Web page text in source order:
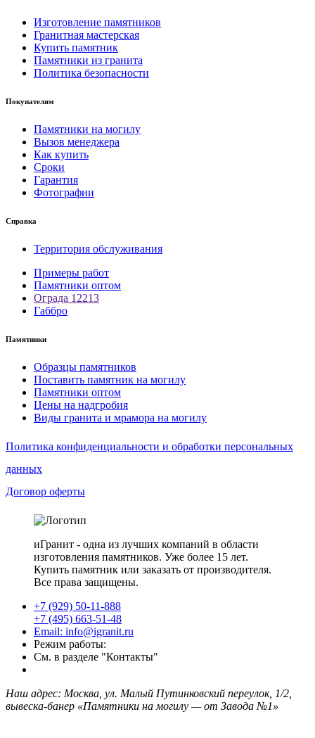
Изготовление памятников
Гранитная мастерская
Купить памятник
Памятники из гранита
Политика безопасности
Покупателям
Памятники на могилу
Вызов менеджера
Как купить
Сроки
Гарантия
Фотографии
Справка
Территория обслуживания
Примеры работ
Памятники оптом
Ограда 12213
Габбро
Памятники
Образцы памятников
Поставить памятник на могилу
Памятники оптом
Цены на надгробия
Виды гранита и мрамора на могилу
Политика конфиденциальности и обработки персональных
данных
Договор оферты
иГранит - одна из лучших компаний в области
изготовления памятников. Уже более 15 лет.
Купить памятник или заказать от производителя.
Все права защищены.
+7 (929) 50-11-888
+7 (495) 663-51-48
Email: info@igranit.ru
Режим работы:
См. в разделе "Контакты"
Наш адрес: Москва, ул. Малый Путинковский переулок, 1/2,
вывеска-банер «Памятники на могилу — от Завода №1»